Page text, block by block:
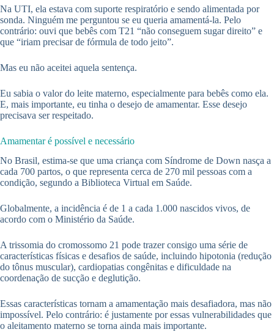
Na UTI, ela estava com suporte respiratório e sendo alimentada por
sonda. Ninguém me perguntou se eu queria amamentá-la. Pelo
contrário: ouvi que bebês com T21 “não conseguem sugar direito” e
que “iriam precisar de fórmula de todo jeito”.
Mas eu não aceitei aquela sentença.
Eu sabia o valor do leite materno, especialmente para bebês como ela.
E, mais importante, eu tinha o desejo de amamentar. Esse desejo
precisava ser respeitado.
Amamentar é possível e necessário
No Brasil, estima-se que uma criança com Síndrome de Down nasça a
cada 700 partos, o que representa cerca de 270 mil pessoas com a
condição, segundo a Biblioteca Virtual em Saúde.
Globalmente, a incidência é de 1 a cada 1.000 nascidos vivos, de
acordo com o Ministério da Saúde.
A trissomia do cromossomo 21 pode trazer consigo uma série de
características físicas e desafios de saúde, incluindo hipotonia (redução
do tônus muscular), cardiopatias congênitas e dificuldade na
coordenação de sucção e deglutição.
Essas características tornam a amamentação mais desafiadora, mas não
impossível. Pelo contrário: é justamente por essas vulnerabilidades que
o aleitamento materno se torna ainda mais importante.